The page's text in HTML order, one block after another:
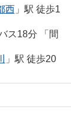
西」駅 徒歩1
ス18分 「間
」駅 徒歩20